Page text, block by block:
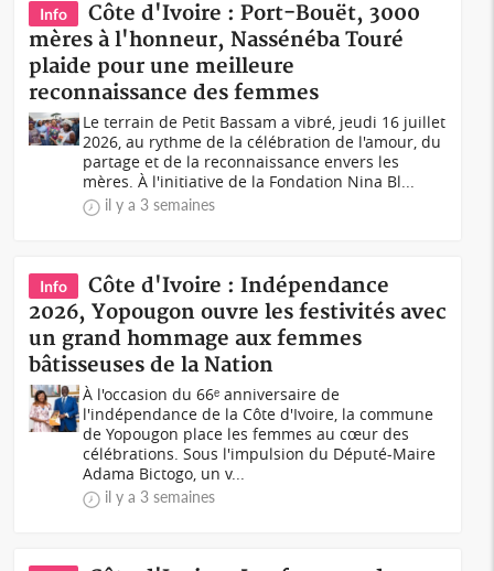
Info
Côte d'Ivoire : Port-Bouët, 3000
mères à l'honneur, Nassénéba Touré
plaide pour une meilleure
reconnaissance des femmes
Le terrain de Petit Bassam a vibré, jeudi 16 juillet
2026, au rythme de la célébration de l'amour, du
partage et de la reconnaissance envers les
mères. À l'initiative de la Fondation Nina Bl...
il y a 3 semaines
Info
Côte d'Ivoire : Indépendance
2026, Yopougon ouvre les festivités avec
un grand hommage aux femmes
bâtisseuses de la Nation
À l'occasion du 66ᵉ anniversaire de
l'indépendance de la Côte d'Ivoire, la commune
de Yopougon place les femmes au cœur des
célébrations. Sous l'impulsion du Député-Maire
Adama Bictogo, un v...
il y a 3 semaines